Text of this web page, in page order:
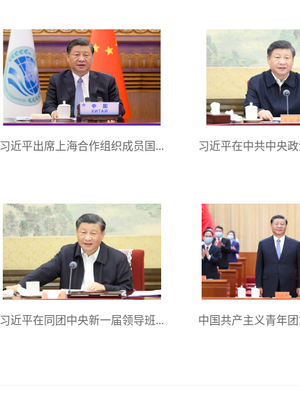
习近平出席上海合作组织成员国... 习近平在中共中央
习近平在同团中央新一届领导班... 中国共产主义青年